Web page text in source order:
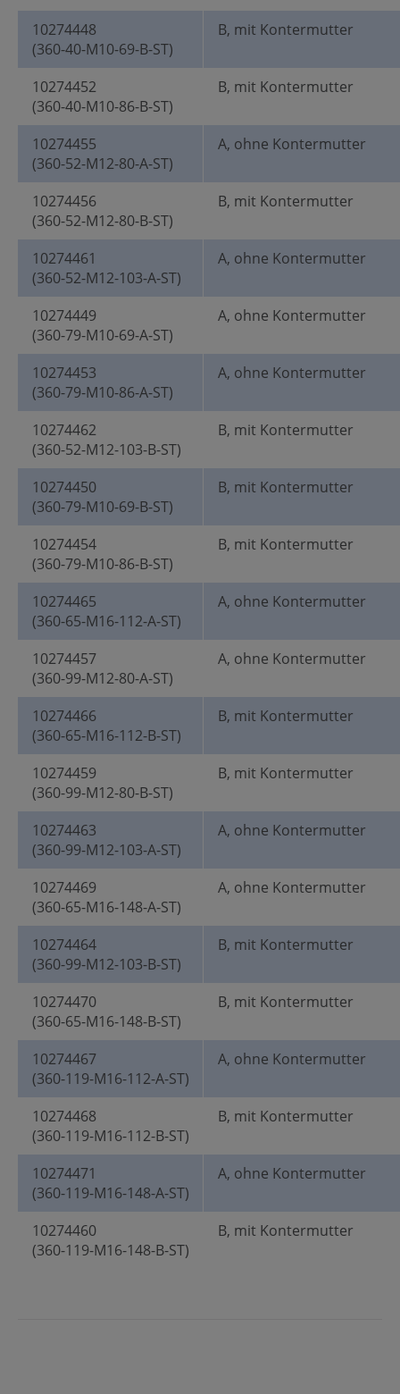
10274448
(360-40-M10-69-B-ST)
B, mit Kontermutter
10274452
(360-40-M10-86-B-ST)
B, mit Kontermutter
10274455
(360-52-M12-80-A-ST)
A, ohne Kontermutter
10274456
(360-52-M12-80-B-ST)
B, mit Kontermutter
10274461
(360-52-M12-103-A-ST)
A, ohne Kontermutter
10274449
(360-79-M10-69-A-ST)
A, ohne Kontermutter
10274453
(360-79-M10-86-A-ST)
A, ohne Kontermutter
10274462
(360-52-M12-103-B-ST)
B, mit Kontermutter
10274450
(360-79-M10-69-B-ST)
B, mit Kontermutter
10274454
(360-79-M10-86-B-ST)
B, mit Kontermutter
10274465
(360-65-M16-112-A-ST)
A, ohne Kontermutter
10274457
(360-99-M12-80-A-ST)
A, ohne Kontermutter
10274466
(360-65-M16-112-B-ST)
B, mit Kontermutter
10274459
(360-99-M12-80-B-ST)
B, mit Kontermutter
10274463
(360-99-M12-103-A-ST)
A, ohne Kontermutter
10274469
(360-65-M16-148-A-ST)
A, ohne Kontermutter
10274464
(360-99-M12-103-B-ST)
B, mit Kontermutter
10274470
(360-65-M16-148-B-ST)
B, mit Kontermutter
10274467
(360-119-M16-112-A-ST)
A, ohne Kontermutter
10274468
(360-119-M16-112-B-ST)
B, mit Kontermutter
10274471
(360-119-M16-148-A-ST)
A, ohne Kontermutter
10274460
(360-119-M16-148-B-ST)
B, mit Kontermutter